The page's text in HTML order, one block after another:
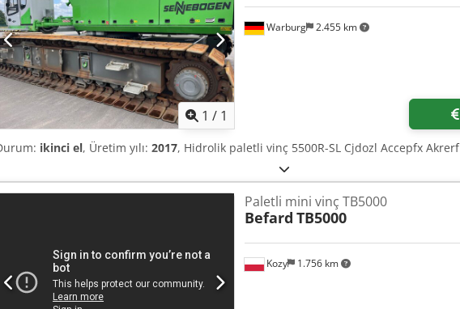
1 / 1
Warburg 2.455 km
ikinci el, Üretim yılı: 2017, Hidrolik paletli vinç 5500R-SL Cjdozl Accepfx Akrerf
Kozy 1.756 km
Paletli mini vinç TB5000
Befard TB5000